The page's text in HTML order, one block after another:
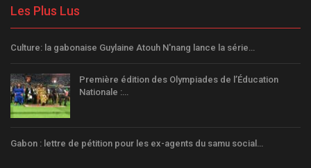
Les Plus Lus
Culture: la gabonaise Guylaine Atouh N'nang lance la série…
Première édition des Olympiades de l’Éducation
Nationale :…
Gabon : lettre de pétition pour les ex-agents du samu social…